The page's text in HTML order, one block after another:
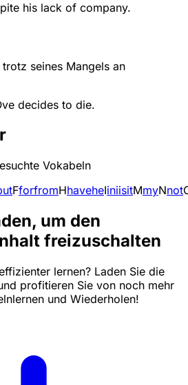
his lack of company.
seines Mangels an
decides to die.
Vokabeln
FforfromHhaveheIiniisitMmyNnot
um den
freizuschalten
lernen? Laden Sie die
profitieren Sie von noch mehr
und Wiederholen!